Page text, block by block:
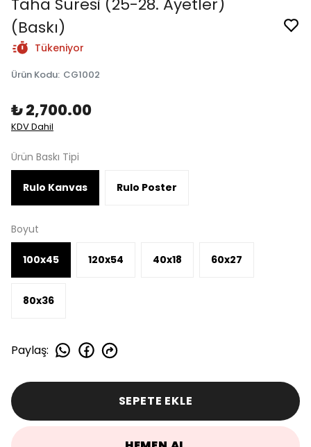
Taha Suresi (25-28. Ayetler)
(Baskı)
Tükeniyor
Ürün Kodu: CG1002
₺ 2,700.00
KDV Dahil
Ürün Baskı Tipi
Rulo Kanvas Rulo Poster
Boyut
100x45 120x54 40x18 60x27
80x36
Paylaş:
SEPETE EKLE